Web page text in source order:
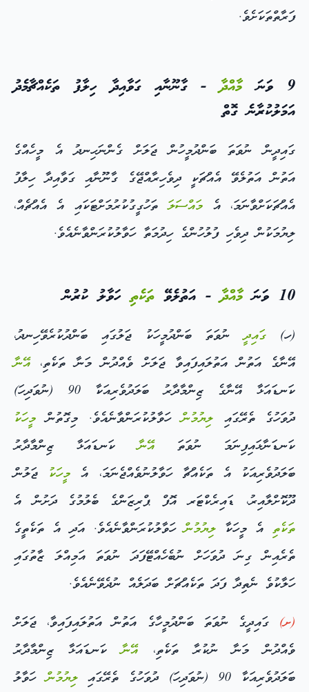
ފަރާތްތަކަށެވެ.
9 ވަނަ މާއްދާ- ގާނޫނާއި ގަވާއިދާ ހިލާފު ތަކެއްޗާމެދު
އަމަލުކުރާނެ ގޮތް
ގައިދީން ނުވަތަ ބަންދުމީހުން ޖަލަށް ގެންނަހިނދު އެ މީހެއްގެ
އަތުން އަތުލެވޭ އެއްޗަކީ ދިވެހިރާއްޖޭގެ ގާނޫނާއި ގަވާއިދާ ހިލާފު
އެއްޗަކަށްވާނަމަ، އެ މައްސަލަތަހުގީގުކުރުމަށްޓަކައި އެ އެއްޗެއް،
ލިޔުމަކުން ދިވެހި ފުލުހުންގެ ހިދުމަތާ ހަވާލުކުރަންވާނެއެވެ.
10 ވަނަ މާއްދާ- އަތުލެވޭ ތަކެތިހަވާލު ކުރުން
(ހ) ގައިދީނުވަތަ ބަންދުމީހަކު ޖަލުގައި ބަންދުކުރެވޭހިނދު،
އޭނާގެ އަތުން އަތުލައިފައިވާ ޖަލަށް ވެއްދުން މަނާ ތަކެތި،އޭނާ
ކަނޑައަޅާ އޭނާގެ ޒިންމާދާރު ބަލަދުވެރިއަކާ 90 (ނުވަދިހަ)
ދުވަހުގެ ތެރޭގައި ލިޔުމުންހަވާލުކުރަންވާނެއެވެ. މިގޮތުން މީހަކު
ކަނޑަނާޅައިފިނަމަ ނުވަތައޭނާކަނޑައަޅާ ޒިންމާދާރު
ބަލަދުވެރިއަކު އެ ތަކެއްޗާ ހަވާލުނުވެއްޖެނަމަ، އެ މީހަކު ޖަލުން
ދޫކޮށްލާއިރު، ޑައިރެކްޓަރ އޮފް ޕްރިޒަންގެ ބެލުމުގެ ދަށުން އެ
ތަކެތިއެ މީހަކާ ލިޔުމުންހަވާލުކުރަންވާނެއެވެ. އަދި އެ ތަކެތީގެ
ތެރެއިން ގިނަ ދުވަހަށް ނުބެހެއްޓޭފަދަ ނުވަތަ އަމިއްލަ ޒާތުގައި
ހަލާކުވެ ނެތިދާ ފަދަ ތަކެއްޗަށް ބަދަލެއް ނުދެވޭނެއެވެ.
(ށ)ގައިދީގެ ނުވަތަ ބަންދުމީހާގެ އަތުން އަތުލައިފައިވާ، ޖަލަށް
ވެއްދުން މަނާ ނުކުރާ ތަކެތި،އޭނާކަނޑައަޅާ ޒިންމާދާރު
ބަލަދުވެރިއަކާ 90 (ނުވަދިހަ) ދުވަހުގެ ތެރޭގައި
ލިޔުމުންހަވާލު